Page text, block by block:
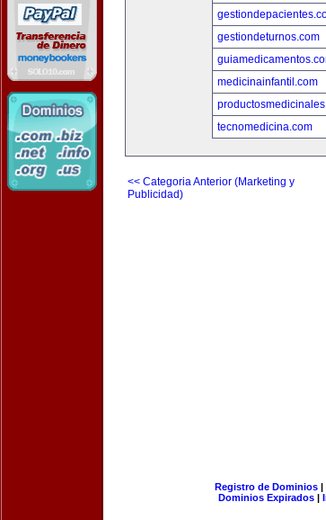
gestiondeturnos.com
medicinainfantil.com
tecnomedicina.com
<< Categoria Anterior (Marketing y
Publicidad)
Registro de Dominios|
Dominios Expirados |